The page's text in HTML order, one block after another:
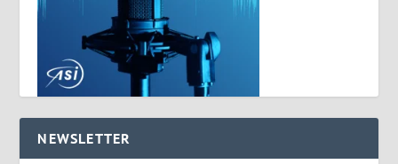
NEWSLETTER